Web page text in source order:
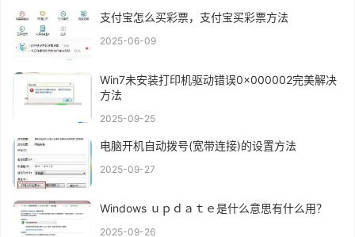
支付宝怎么买彩票，支付宝买彩票方法
2025-06-09
Win7未安装打印机驱动错误0x000002完美解决
方法
2025-09-25
电脑开机自动拨号(宽带连接)的设置方法
2025-09-27
Windows ｕｐｄａｔｅ是什么意思有什么用？
2025-09-26